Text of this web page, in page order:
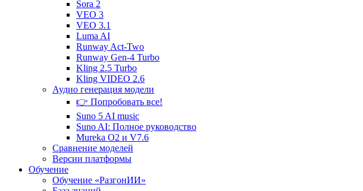
Sora 2
VEO 3
VEO 3.1
Luma AI
Runway Act-Two
Runway Gen‑4 Turbo
Kling 2.5 Turbo
Kling VIDEO 2.6
Аудио генерация модели
👉 Попробовать все!
Suno 5 AI music
Suno AI: Полное руководство
Mureka O2 и V7.6
Сравнение моделей
Версии платформы
Обучение
Обучение «РазгонИИ»